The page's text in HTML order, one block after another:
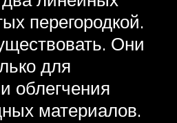
перегородкой.
Они
для
облегчения
материалов.